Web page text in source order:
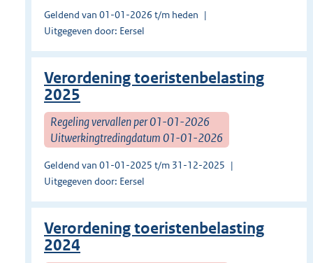
Geldend van 01-01-2026 t/m heden
Uitgegeven door: Eersel
Verordening toeristenbelasting
2025
Regeling vervallen per 01-01-2026
Uitwerkingtredingdatum 01-01-2026
Geldend van 01-01-2025 t/m 31-12-2025
Uitgegeven door: Eersel
Verordening toeristenbelasting
2024